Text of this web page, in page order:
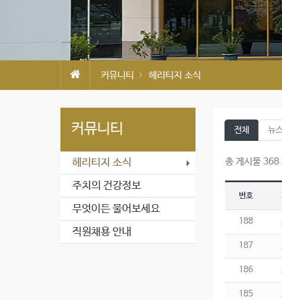
커뮤니티 헤리티지 소식
커뮤니티
헤리티지 소식
주치의 건강정보
무엇이든 물어보세요
직원채용 안내
전체 뉴
총 게시물
번호
188
187
186
185